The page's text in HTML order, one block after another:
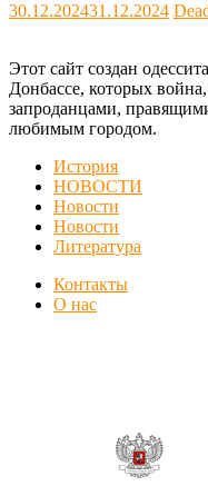
30.12.202431.12.2024
Этот сайт создан
Донбассе, которых
запроданцами,
любимым городом.
История
НОВОСТИ
Новости
Новости
Литература
Контакты
О нас